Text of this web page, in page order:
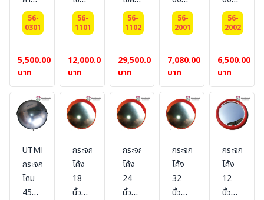
แถบ
(ราคา
เท่า
สี)
เคลื่อน
ย้าย
ได้
56-
0301
5,500.00
บาท
ลาร์
เซลล
สี
เหลือง
และสี
แดง
56-
1101
12,000.00
บาท
เซลล์
ชนิด
2
ดวง
โคม
ยี่ห้อ
BESTSAFE
56-
1102
29,500.00
บาท
ซม.
เต็ม
โดม
56-
2001
7,080.00
บาท
ซม.
ครึ่ง
โดม
56-
2002
6,500.00
บาท
UTMF
กระจก
โดม
45
กระจก
โค้ง
18
นิ้ว
กระจก
โค้ง
24
นิ้ว
กระจก
โค้ง
32
นิ้ว
กระจก
โค้ง
12
นิ้ว